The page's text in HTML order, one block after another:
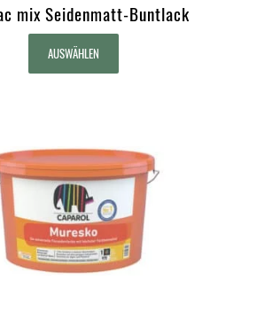
mix Seidenmatt-Buntlack
AUSWÄHLEN